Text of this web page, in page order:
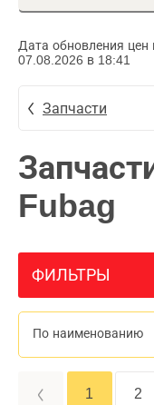
Дата обновления цен
07.08.2026 в 18:41
Запчасти
Fubag
ФИЛЬТРЫ
По наименованию
1 2